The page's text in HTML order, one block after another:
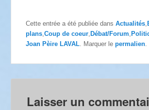
Cette entrée a été publiée dansActualités ,
plans ,Coup de coeur ,Débat/Forum ,
Joan Pèire LAVAL . Marquer lepermalien
Laisser un